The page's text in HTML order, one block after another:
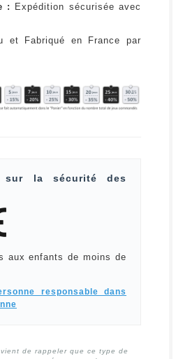
:
Expédition sécurisée avec
et Fabriqué en France par
sur la sécurité des
aux enfants de moins de
responsable dans
de rappeler que ce type de